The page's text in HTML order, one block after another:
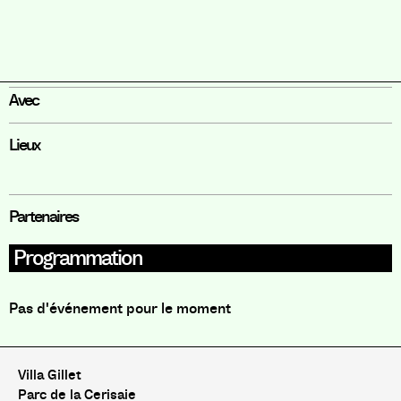
Avec
Lieux
Partenaires
Programmation
Pas d'événement pour le moment
Villa Gillet
Parc de la Cerisaie